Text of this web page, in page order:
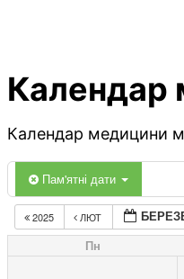
Календар
Календар медицини
Пам'ятні дати
2025 ЛЮТ
Пн